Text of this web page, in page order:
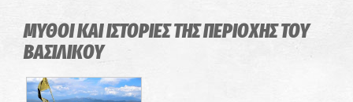
Ακρόπολη
Κόκλα
ΜΥΘΟΙ ΚΑΙ ΙΣΤΟΡΙΕΣ ΤΗΣ ΠΕΡΙΟΧΗΣ ΤΟΥ
ΒΑΣΙΛΙΚΟΥ